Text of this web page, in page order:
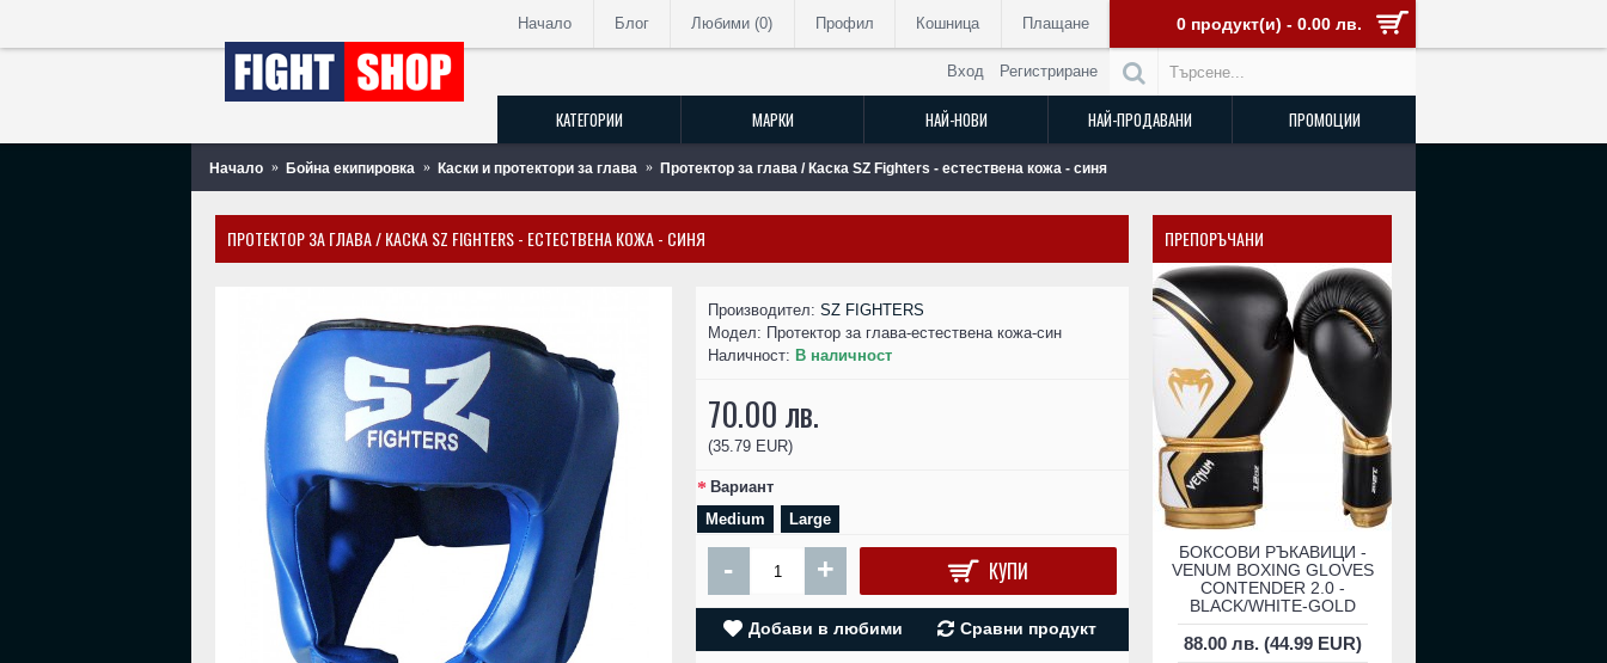
Начало Блог Любими (0) Профил Кошница Плащане 0 продукт(и) - 0.00 лв.
Вход Регистриране
КАТЕГОРИИ МАРКИ НАЙ-НОВИ НАЙ-ПРОДАВАНИ ПРОМОЦИИ
Начало Бойна екипировка Каски и протектори за глава Протектор за глава / Каска SZ Fighters - естествена кожа - синя
ПРЕПОРЪЧАНИ
РАЗПРОДАДЕН
SZ FIGHTERS - БОКСОВИ
РЪКАВИЦИ ЕСТЕСТВЕНА
КОЖА - CAMO RED
61.00 лв. (31.19 EUR)
БОКСОВИ РЪКАВИЦИ -
VENUM BOXING GLOVES
CONTENDER 2.0 -
BLACK/WHITE-GOLD
88.00 лв. (44.99 EUR)
ПРОТЕКТОР ЗА ГЛАВА / КАСКА SZ FIGHTERS - ЕСТЕСТВЕНА КОЖА - СИНЯ
Производител: SZ FIGHTERS
Модел: Протектор за глава-естествена кожа-син
Наличност: В наличност
70.00 лв.
(35.79 EUR)
Вариант
Medium
Large
- + КУПИ
Добави в любими Сравни продукт